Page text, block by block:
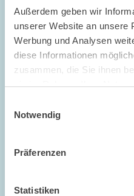
Außerdem geben wir
unserer Website an unsere
Werbung und Analysen
diese Informationen
zusammen, die Sie ihnen
sie im Rahmen Ihrer
Notwendig
Präferenzen
Statistiken
FORSCHUNG // 17.10.2000
Unternehmensnahe
Minus bei Gründungen
In der Branche der
Zahl der